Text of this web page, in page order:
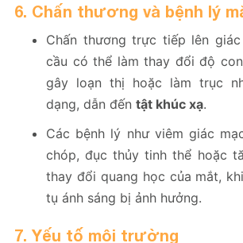
6. Chấn thương và bệnh lý
Chấn thương trực tiếp lên
cầu có thể làm thay đổi độ
gây loạn thị hoặc làm trục
dạng, dẫn đến tật khúc xạ.
Các bệnh lý như viêm giác
chóp, đục thủy tinh thể hoặc
thay đổi quang học của mắt,
tụ ánh sáng bị ảnh hưởng.
7. Yếu tố môi trường